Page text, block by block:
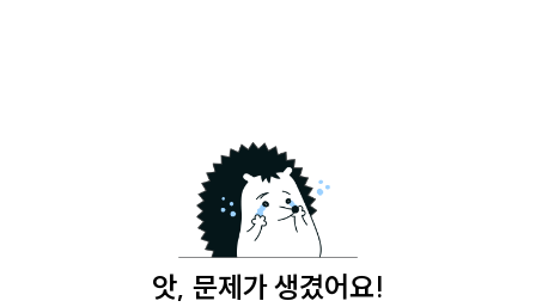
앗, 문제가 생겼어요!